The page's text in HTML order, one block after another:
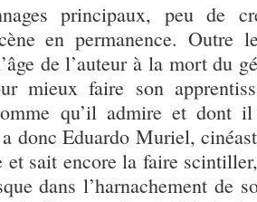
principaux, peu de
en permanence. Outre
de l’auteur à la mort du
mieux faire son
qu’il admire et dont
donc Eduardo Muriel,
et sait encore la faire
dans l’harnachement de